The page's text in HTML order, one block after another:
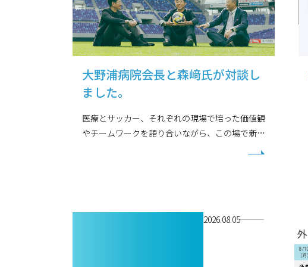
大野浦病院会長と森﨑氏が対談し
ました。
医療とサッカー、それぞれの現場で培った価値観
やチームワークを語り合いながら、この場で新た
なプロジェクト名を決定。病院・地域の未来をつ
2026.08.05